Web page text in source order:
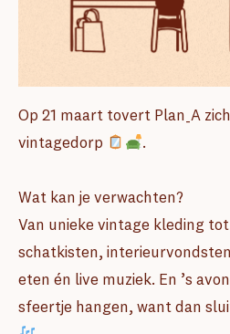
Op 21 maart tovert Plan_A
vintagedorp
.
Wat kan je verwachten?
Van unieke vintage kleding
schatkisten,
eten én live muziek. En ’s
sfeertje hangen, want dan